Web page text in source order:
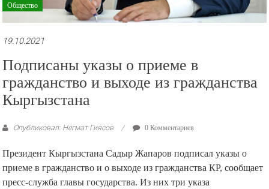
Общество
19.10.2021
Подписаны указы о приеме в
гражданство и выходе из гражданства
Кыргызстана
Опубликовал: Негмат Гиясов 0 Комментариев
Президент Кыргызстана Садыр Жапаров подписал указы о
приеме в гражданство и о выходе из гражданства КР, сообщает
пресс-служба главы государства. Из них три указа